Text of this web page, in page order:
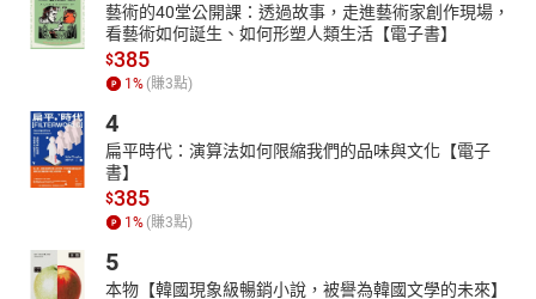
藝術的40堂公開課：透過故事，走進藝術家創作現場，
看藝術如何誕生、如何形塑人類生活【電子書】
$385
1% (賺3點)
4
扁平時代：演算法如何限縮我們的品味與文化【電子
書】
$385
1% (賺3點)
5
本物【韓國現象級暢銷小說，被譽為韓國文學的未來】